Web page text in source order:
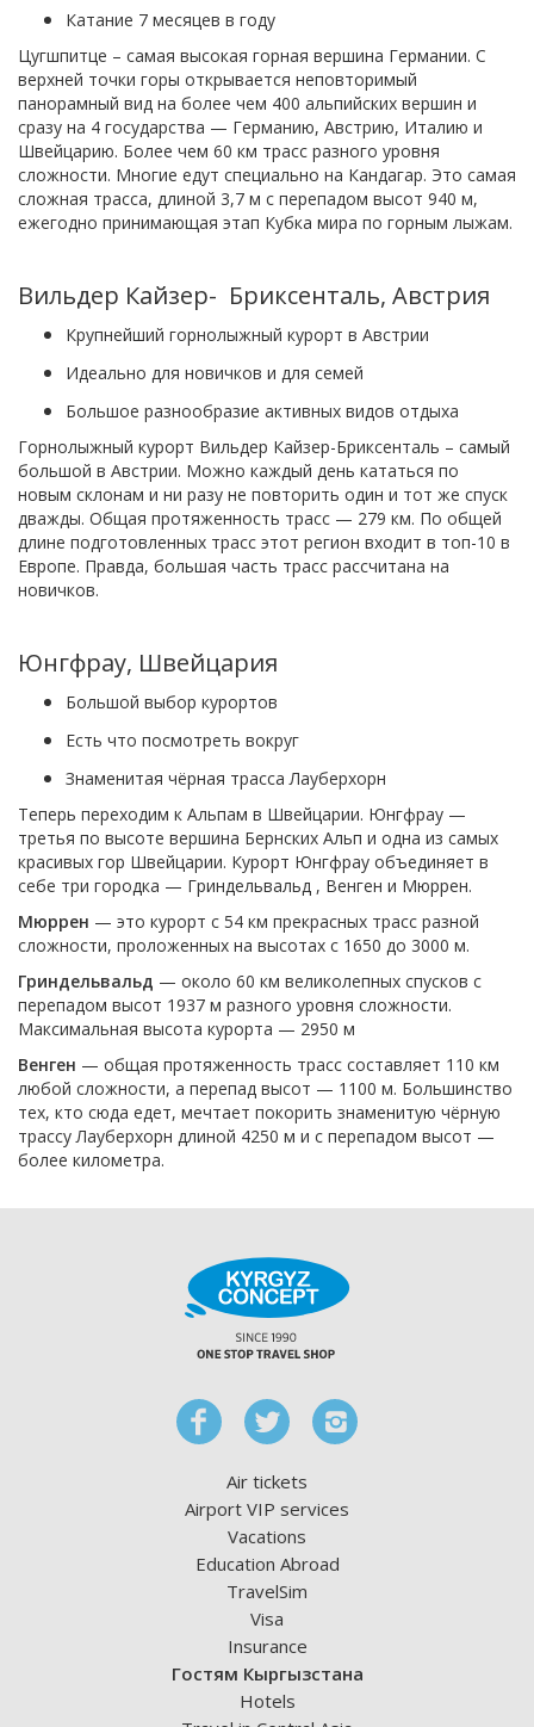
Катание 7 месяцев в году
Цугшпитце – самая высокая горная вершина Германии. С
верхней точки горы открывается неповторимый
панорамный вид на более чем 400 альпийских вершин и
сразу на 4 государства — Германию, Австрию, Италию и
Швейцарию. Более чем 60 км трасс разного уровня
сложности. Многие едут специально на Кандагар. Это самая
сложная трасса, длиной 3,7 м с перепадом высот 940 м,
ежегодно принимающая этап Кубка мира по горным лыжам.
Вильдер Кайзер- Бриксенталь, Австрия
Крупнейший горнолыжный курорт в Австрии
Идеально для новичков и для семей
Большое разнообразие активных видов отдыха
Горнолыжный курорт Вильдер Кайзер-Бриксенталь – самый
большой в Австрии. Можно каждый день кататься по
новым склонам и ни разу не повторить один и тот же спуск
дважды. Общая протяженность трасс — 279 км. По общей
длине подготовленных трасс этот регион входит в топ-10 в
Европе. Правда, большая часть трасс рассчитана на
новичков.
Юнгфрау, Швейцария
Большой выбор курортов
Есть что посмотреть вокруг
Знаменитая чёрная трасса Лауберхорн
Теперь переходим к Альпам в Швейцарии. Юнгфрау —
третья по высоте вершина Бернских Альп и одна из самых
красивых гор Швейцарии. Курорт Юнгфрау объединяет в
себе три городка — Гриндельвальд , Венген и Мюррен.
Мюррен — это курорт с 54 км прекрасных трасс разной
сложности, проложенных на высотах с 1650 до 3000 м.
Гриндельвальд — около 60 км великолепных спусков с
перепадом высот 1937 м разного уровня сложности.
Максимальная высота курорта — 2950 м
Венген — общая протяженность трасс составляет 110 км
любой сложности, а перепад высот — 1100 м. Большинство
тех, кто сюда едет, мечтает покорить знаменитую чёрную
трассу Лауберхорн длиной 4250 м и с перепадом высот —
более километра.
Air tickets
Airport VIP services
Vacations
Education Abroad
TravelSim
Visa
Insurance
Гостям Кыргызстана
Hotels